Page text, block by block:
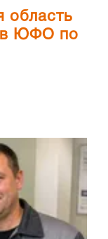
область
ЮФО по